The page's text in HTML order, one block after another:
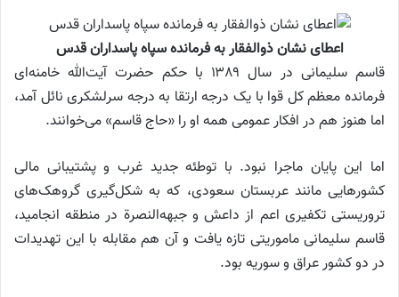
اعطای نشان ذوالفقار به فرمانده سپاه پاسداران قدس
قاسم سلیمانی در سال ۱۳۸۹ با حکم حضرت آیت‌الله خامنه‌ای
فرمانده معظم کل قوا با یک درجه ارتقا به درجه سرلشکری نائل آمد،
اما هنوز هم در افکار عمومی همه او را «حاج قاسم» می‌خوانند.
اما این پایان ماجرا نبود. با توطئه جدید غرب و پشتیبانی مالی
کشور‌هایی مانند عربستان سعودی، که به شکل‌گیری گروهک‌های
تروریستی تکفیری اعم از داعش و جبهه‌النصرة در منطقه انجامید،
قاسم سلیمانی ماموریتی تازه یافت و آن هم مقابله با این تهدیدات
در دو کشور عراق و سوریه بود.